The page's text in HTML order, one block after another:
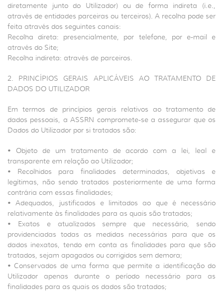
diretamente junto do Utilizador) ou de forma indireta (i.e.,
através de entidades parceiras ou terceiros). A recolha pode ser
feita através dos seguintes canais:
Recolha direta: presencialmente, por telefone, por e-mail e
através do Site;
Recolha indireta: através de parceiros.
2. PRINCÍPIOS GERAIS APLICÁVEIS AO TRATAMENTO DE
DADOS DO UTILIZADOR
Em termos de princípios gerais relativos ao tratamento de
dados pessoais, a ASSRN compromete-se a assegurar que os
Dados do Utilizador por si tratados são:
• Objeto de um tratamento de acordo com a lei, leal e
transparente em relação ao Utilizador;
• Recolhidos para finalidades determinadas, objetivas e
legítimas, não sendo tratados posteriormente de uma forma
contrária com essas finalidades;
• Adequados, justificados e limitados ao que é necessário
relativamente às finalidades para as quais são tratados;
• Exatos e atualizados sempre que necessário, sendo
providenciadas todas as medidas necessárias para que os
dados inexatos, tendo em conta as finalidades para que são
tratados, sejam apagados ou corrigidos sem demora;
• Conservados de uma forma que permite a identificação do
Utilizador apenas durante o período necessário para as
finalidades para as quais os dados são tratados;